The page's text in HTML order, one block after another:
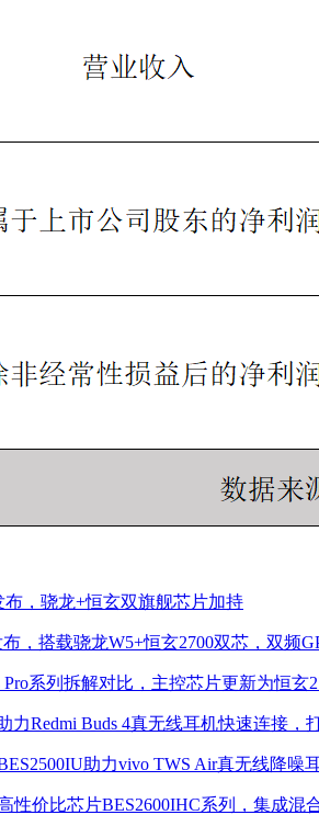
布，骁龙+恒玄双旗舰芯片加持
布，搭载骁龙W5+恒玄2700双芯，双频
Pro系列拆解对比，主控芯片更新为恒玄
力Redmi Buds 4真无线耳机快速连接，
助力vivo TWS Air真无线降噪
性价比芯片BES2600IHC系列，集成混